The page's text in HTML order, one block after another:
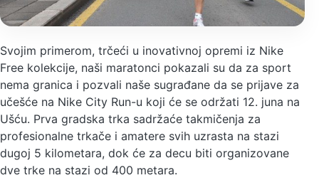
Svojim primerom, trčeći u inovativnoj opremi iz Nike
Free kolekcije, naši maratonci pokazali su da za sport
nema granica i pozvali naše sugrađane da se prijave za
učešće na Nike City Run-u koji će se održati 12. juna na
Ušću. Prva gradska trka sadržaće takmičenja za
profesionalne trkače i amatere svih uzrasta na stazi
dugoj 5 kilometara, dok će za decu biti organizovane
dve trke na stazi od 400 metara.